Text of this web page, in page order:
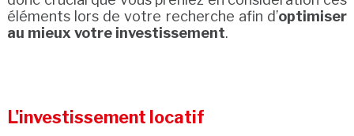
éléments lors de votre recherche afin d’optimiser
au mieux votre investissement.
L'investissement locatif